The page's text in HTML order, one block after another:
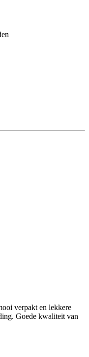
verpakt en lekkere
Goede kwaliteit van